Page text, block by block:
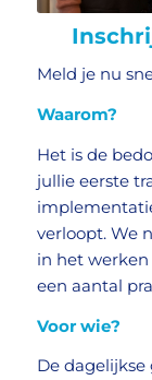
Meld je nu
Waarom?
Het is de
jullie eerste
verloopt. We
in het
een aantal
Voor wie?
De